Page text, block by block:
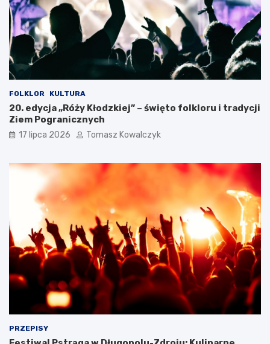
FOLKLOR KULTURA
20. edycja „Róży Kłodzkiej” – święto folkloru i tradycji
Ziem Pogranicznych
17 lipca 2026 Tomasz Kowalczyk
PRZEPISY